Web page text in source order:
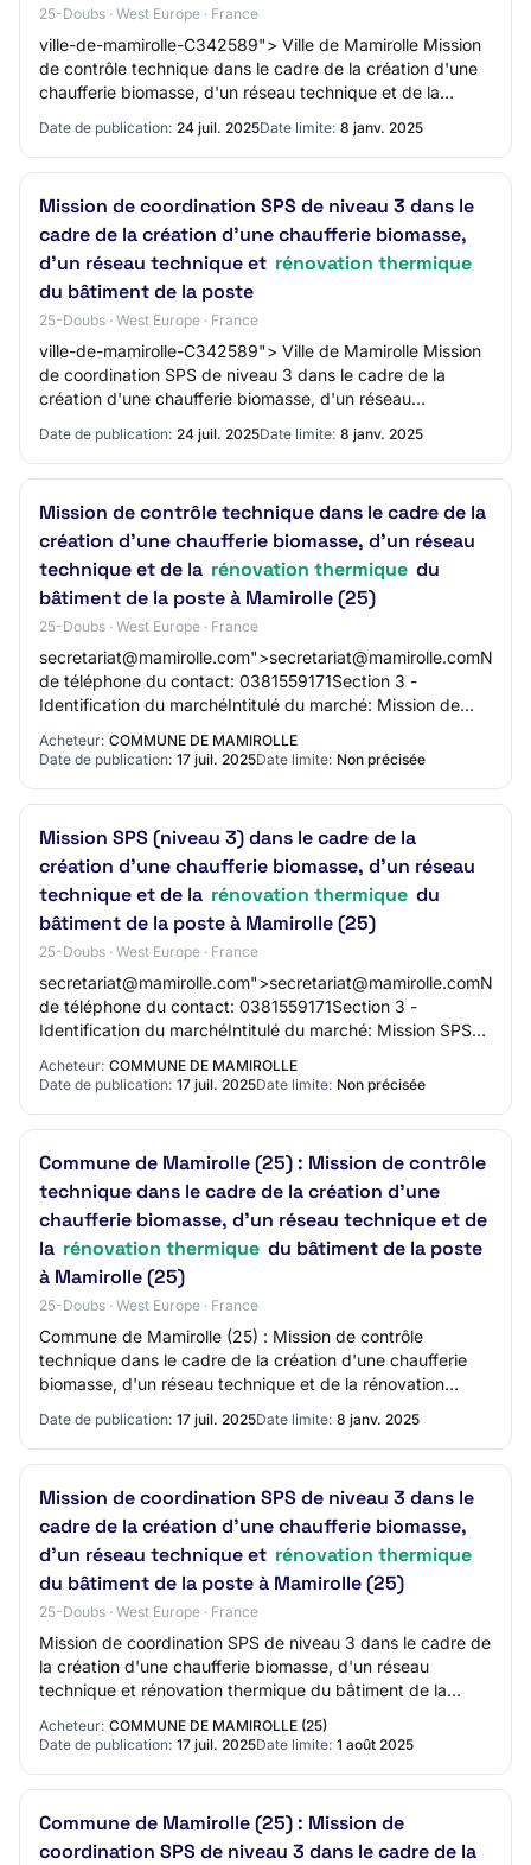
25-Doubs · West Europe · France
ville-de-mamirolle-C342589"> Ville de Mamirolle Mission
de contrôle technique dans le cadre de la création d'une
chaufferie biomasse, d'un réseau technique et de la
Date de publication: 24 juil. 2025Date limite: 8 janv. 2025
Mission de coordination SPS de niveau 3 dans le
cadre de la création d'une chaufferie biomasse,
d'un réseau technique et rénovation thermique
du bâtiment de la poste
25-Doubs · West Europe · France
ville-de-mamirolle-C342589"> Ville de Mamirolle Mission
de coordination SPS de niveau 3 dans le cadre de la
création d'une chaufferie biomasse, d'un réseau
Date de publication: 24 juil. 2025Date limite: 8 janv. 2025
Mission de contrôle technique dans le cadre de la
création d'une chaufferie biomasse, d'un réseau
technique et de la rénovation thermique du
bâtiment de la poste à Mamirolle (25)
25-Doubs · West Europe · France
de téléphone du contact: 0381559171Section 3 -
Identification du marchéIntitulé du marché: Mission de
Acheteur: COMMUNE DE MAMIROLLE
Date de publication: 17 juil. 2025Date limite: Non précisée
Mission SPS (niveau 3) dans le cadre de la
création d'une chaufferie biomasse, d'un réseau
technique et de la rénovation thermique du
bâtiment de la poste à Mamirolle (25)
25-Doubs · West Europe · France
de téléphone du contact: 0381559171Section 3 -
Identification du marchéIntitulé du marché: Mission SPS
Acheteur: COMMUNE DE MAMIROLLE
Date de publication: 17 juil. 2025Date limite: Non précisée
Commune de Mamirolle (25) : Mission de contrôle
technique dans le cadre de la création d'une
chaufferie biomasse, d'un réseau technique et de
la rénovation thermique du bâtiment de la poste
à Mamirolle (25)
25-Doubs · West Europe · France
Commune de Mamirolle (25) : Mission de contrôle
technique dans le cadre de la création d'une chaufferie
biomasse, d'un réseau technique et de la rénovation
Date de publication: 17 juil. 2025Date limite: 8 janv. 2025
Mission de coordination SPS de niveau 3 dans le
cadre de la création d'une chaufferie biomasse,
d'un réseau technique et rénovation thermique
du bâtiment de la poste à Mamirolle (25)
25-Doubs · West Europe · France
Mission de coordination SPS de niveau 3 dans le cadre de
la création d'une chaufferie biomasse, d'un réseau
technique et rénovation thermique du bâtiment de la
poste à Mamirolle (25) Procédure Adapté…
Acheteur: COMMUNE DE MAMIROLLE (25)
Date de publication: 17 juil. 2025Date limite: 1 août 2025
Commune de Mamirolle (25) : Mission de
coordination SPS de niveau 3 dans le cadre de la